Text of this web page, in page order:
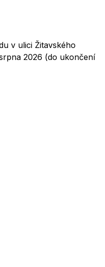
v ulici Žitavského
2026 (do ukončení